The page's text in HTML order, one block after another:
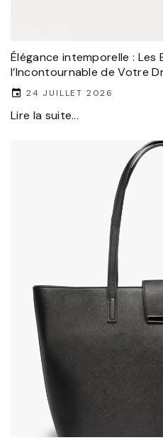
Élégance intemporelle :
l’Incontournable de Votre
24 JUILLET 2026
Lire la suite...